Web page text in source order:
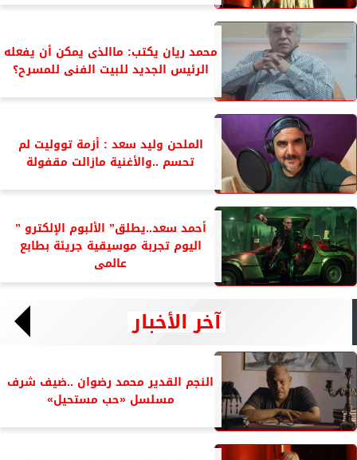
محمد ريان يكتب: ماالذى يمكن أن يفعله
الرئيس الجديد للبيت الفنى للمسرح؟
الملحن وليد سعد : أزمة تووليت لم
تحسم ..والأغنية مازالت مقفولة
أحمد سعد..يطلق” الألبوم الإلكترو ”
اليوم تجربة موسيقية جريئة بطابع
عالمى
آخر الأخبار
النجم القدير محمد رضوان ..ضيف شرف
مسلسل «حب مستحيل»